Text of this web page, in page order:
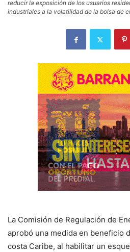
reducir la exposición de los usuarios
industriales a la volatilidad de la bolsa de
La Comisión de Regulación de
aprobó una medida en beneficio
costa Caribe, al habilitar un